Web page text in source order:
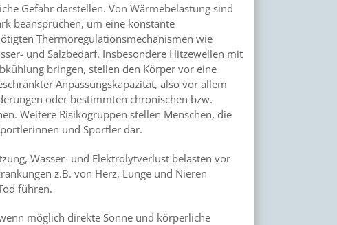
Gefahr darstellen. Von Wärmebelastung sind
beanspruchen, um eine konstante
Thermoregulationsmechanismen wie
und Salzbedarf. Insbesondere Hitzewellen mit
bringen, stellen den Körper vor eine
Anpassungskapazität, also vor allem
oder bestimmten chronischen bzw.
Weitere Risikogruppen stellen Menschen, die
und Sportler dar.
Wasser- und Elektrolytverlust belasten vor
z.B. von Herz, Lunge und Nieren
führen.
möglich direkte Sonne und körperliche